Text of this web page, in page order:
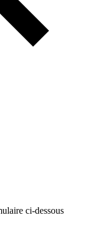
ci-dessous